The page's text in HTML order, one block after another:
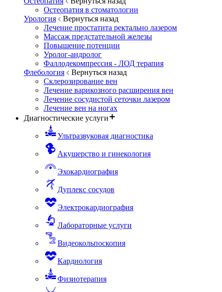
Остеопатия в стоматологии
Урология
Вернуться назад
Лечение простатита ректально лазером
Массаж предстательной железы
Повышение потенции
Уролог-андролог
Фаллодекомпрессия - ЛОД терапия
Флебология
Вернуться назад
Склерозирование вен
Лечение варикозного расширения вен
Лечение сосудистой сеточки лазером
Лечение вен на ногах
Диагностические услуги
Ультразвуковая диагностика
Акушерство и гинекология
Эхокардиография
Дуплекс сосудов
Электрокардиография
Лабораторные услуги
Видеокольпоскопия
Кардиология
Физиотерапия